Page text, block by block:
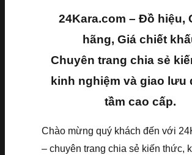
24Kara.com – Đồ hiệu,
hãng, Giá chiết
Chuyên trang chia sẻ
kinh nghiệm và giao lưu
tầm cao cấp.
Chào mừng quý khách đến với
– chuyên trang chia sẻ kiến thức,